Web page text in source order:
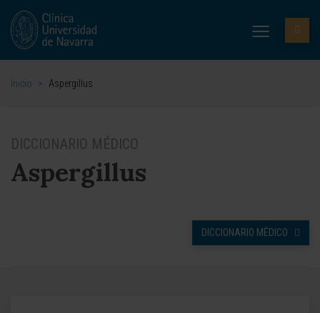
Inicio > Aspergillus
DICCIONARIO MÉDICO
Aspergillus
DICCIONARIO MÉDICO